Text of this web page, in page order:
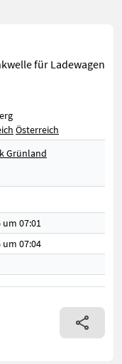
für Ladewagen
Österreich
Grünland
um 07:01
um 07:04